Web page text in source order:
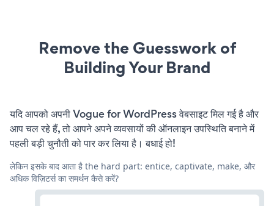
Remove the Guesswork of
Building Your Brand
यदि आपको अपनी Vogue for WordPress वेबसाइट मिल गई है और
आप चल रहे हैं, तो आपने अपने व्यवसायों की ऑनलाइन उपस्थिति बनाने में
पहली बड़ी चुनौती को पार कर लिया है। बधाई हो!
लेकिन इसके बाद आता है the hard part: entice, captivate, make, और
अधिक विज़िटर्स का समर्थन कैसे करें?